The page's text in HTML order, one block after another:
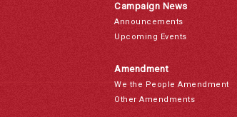
Campaign News
Announcements
Upcoming Events
Amendment
We the People Amendment
Other Amendments